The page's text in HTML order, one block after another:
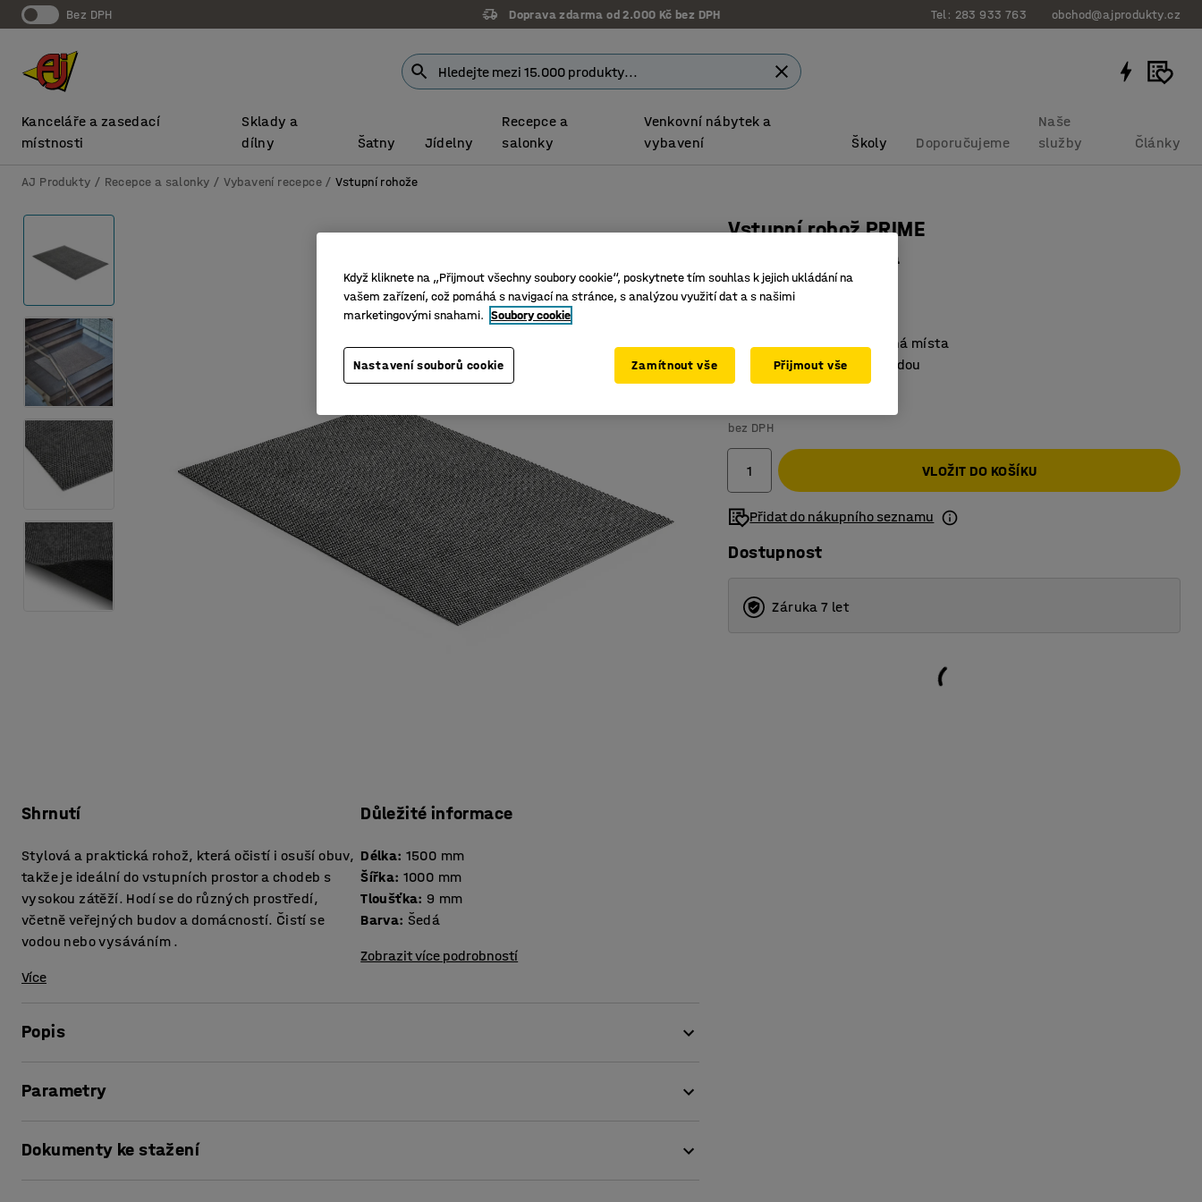
bez DPH Doprava zdarma od 2.000 Kč bez DPH Tel: 283 933 763 obchod@ajprodukty.cz
Kanceláře a zasedací
místnosti
Sklady a
dílny
Šatny Jídelny
Recepce a
salonky
Venkovní nábytek a
vybavení
Školy Doporučujeme
Naše
služby
Články
AJ Produkty Recepce a salonky Vybavení recepce Vstupní rohože
Shrnutí
Stylová a praktická rohož, která očistí i osuší obuv,
takže je ideální do vstupních prostor a chodeb s
vysokou zátěží. Hodí se do různých prostředí,
včetně veřejných budov a domácností. Čistí se
vodou nebo vysáváním .
Více
Důležité informace
Délka: 1500 mm
Šířka: 1000 mm
Tloušťka: 9 mm
Barva: Šedá
Zobrazit více podrobností
Popis
což přispívá k čistšímu a příjemnějšímu prostředí.
podniků. Naše vstupní rohož Prime je pevná, voděodolná a vhodná pro místa s vysokou frekvencí
Parametry
Šířka: 1000 mm
Dokumenty ke stažení
Vstupní rohož PRIME
1500x1000 mm, šedá
Číslo výrobku:260241
Vhodná na frekventovaná místa
Čištění vysavačem či vodou
bez DPH
VLOŽIT DO KOŠÍKU
Přidat do nákupního seznamu
Dostupnost
Záruka 7 let
Když kliknete na „Přijmout všechny soubory cookie“, poskytnete tím souhlas k jejich ukládání na
vašem zařízení, což pomáhá s navigací na stránce, s analýzou využití dat a s našimi
marketingovými snahami. Soubory cookie
Nastavení souborů cookie Zamítnout vše Přijmout vše